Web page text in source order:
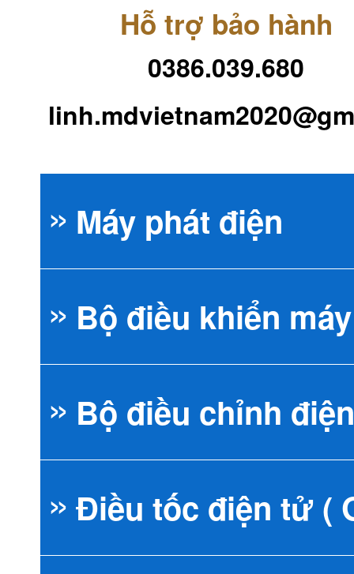
Hỗ trợ bảo hành
0386.039.680
Máy phát điện
Máy phát điện
Máy phát điện
Máy phát điện
Bộ điều khiển
Bộ điều khiển
Bộ điều khiển
Bộ điều chỉnh
AVR đa năng
Điều tốc điện tử (